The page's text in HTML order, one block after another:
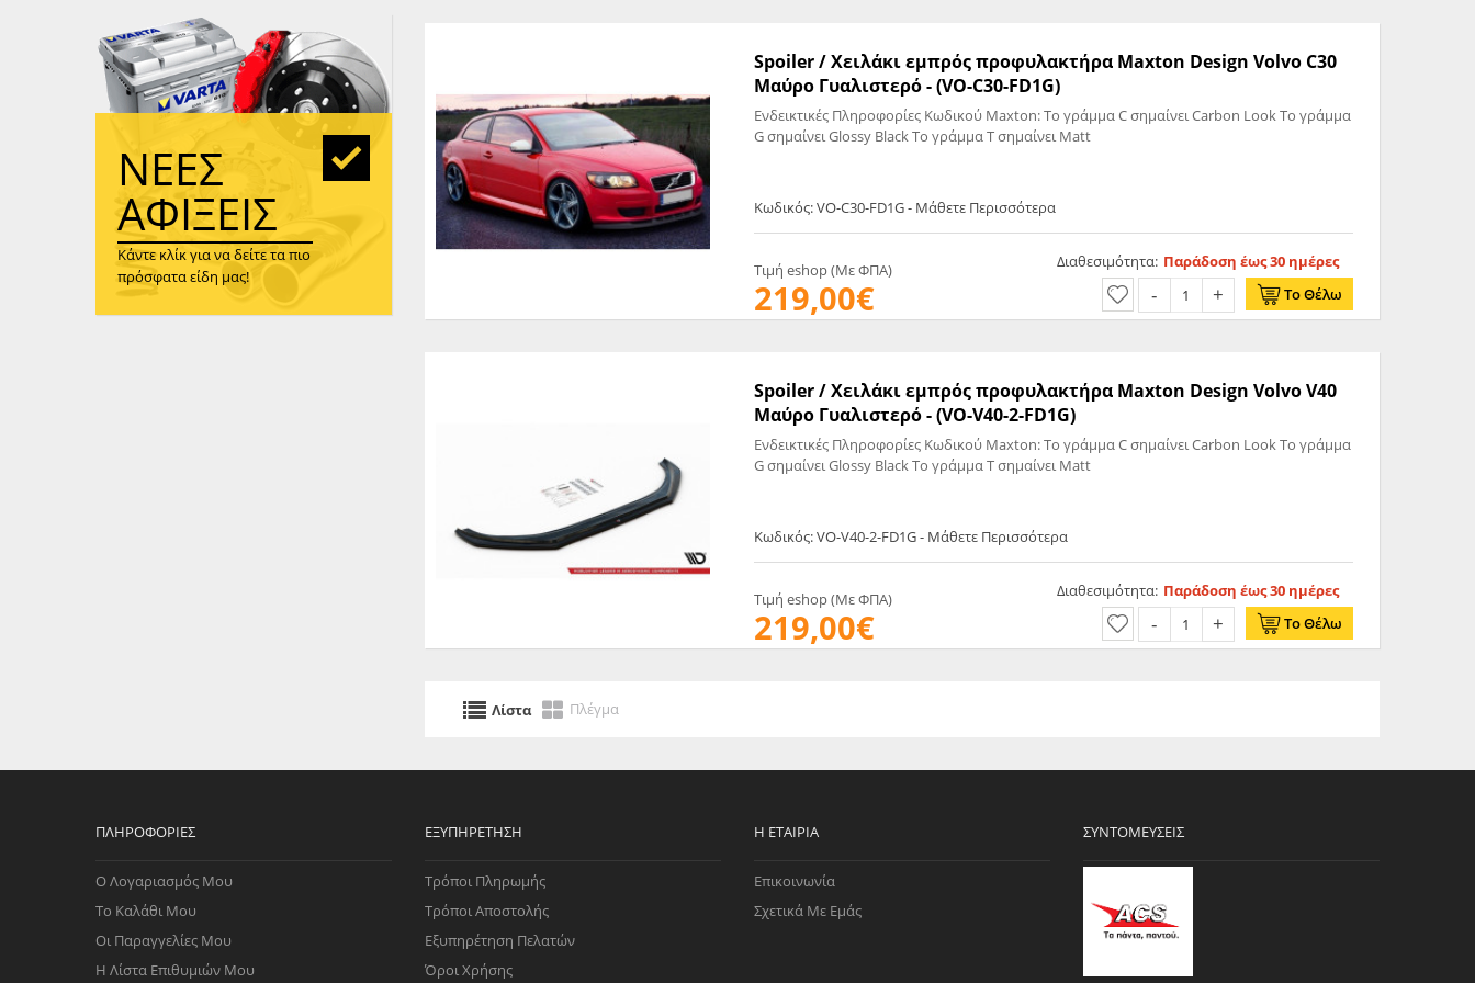
ΛΕΊΠΤΗΣ ΥΠΟΠΊΕΣΗΣ
(TURBO)
ΑΝΤΛΊΑ ΝΕΡΟΎ
ΨΕΥΤΟΚΆΠΑΚΟΥ
ΒΆΣΕΙΣ ΜΗΧΑΝΉΣ
ΝΈΕΣ
ΑΦΊΞΕΙΣ
Κάντε κλίκ για να δείτε τα πιο
πρόσφατα είδη μας!
Spoiler / Χειλάκι εμπρός προφυλακτήρα Maxton Design Volvo C30
Μαύρο Γυαλιστερό - (VO-C30-FD1G)
Ενδεικτικές Πληροφορίες Κωδικού Maxton: Το γράμμα C σημαίνει Carbon Look Το γράμμα
G σημαίνει Glossy Black Το γράμμα T σημαίνει Matt
Κωδικός: VO-C30-FD1G - Μάθετε Περισσότερα
Τιμή eshop (Με ΦΠΑ)
219,00€
Διαθεσιμότητα: Παράδοση έως 30 ημέρες
Το Θέλω
Spoiler / Χειλάκι εμπρός προφυλακτήρα Maxton Design Volvo V40
Μαύρο Γυαλιστερό - (VO-V40-2-FD1G)
Ενδεικτικές Πληροφορίες Κωδικού Maxton: Το γράμμα C σημαίνει Carbon Look Το γράμμα
G σημαίνει Glossy Black Το γράμμα T σημαίνει Matt
Κωδικός: VO-V40-2-FD1G - Μάθετε Περισσότερα
Τιμή eshop (Με ΦΠΑ)
219,00€
Διαθεσιμότητα: Παράδοση έως 30 ημέρες
Το Θέλω
Λίστα Πλέγμα
ΠΛΗΡΟΦΟΡΊΕΣ
Ο Λογαριασμός Μου
Το Καλάθι Μου
Οι Παραγγελίες Μου
Η Λίστα Επιθυμιών Μου
ΕΞΥΠΗΡΈΤΗΣΗ
Τρόποι Πληρωμής
Τρόποι Αποστολής
Εξυπηρέτηση Πελατών
Όροι Χρήσης
Η ΕΤΑΙΡΊΑ
Επικοινωνία
Σχετικά Με Εμάς
ΣΥΝΤΟΜΕΎΣΕΙΣ